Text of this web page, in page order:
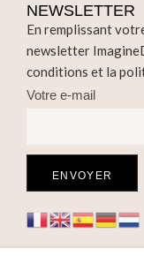
NEWSLETTER
En remplissant
newsletter
conditions et la
Votre e-mail